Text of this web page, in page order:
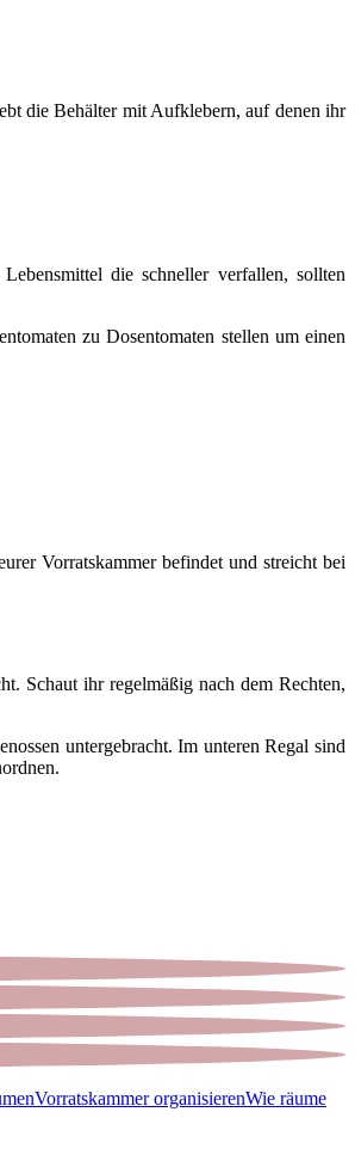
die Behälter mit Aufklebern, auf denen ihr
die schneller verfallen, sollten
zu Dosentomaten stellen um einen
Vorratskammer befindet und streicht bei
Schaut ihr regelmäßig nach dem Rechten,
untergebracht. Im unteren Regal sind
Vorratskammer organisierenWie räume